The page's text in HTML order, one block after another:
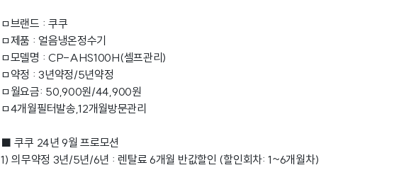
ㅁ브랜드 : 쿠쿠
ㅁ제품 : 얼음냉온정수기
ㅁ모델명 : CP-AHS100H(셀프관리)
ㅁ약정 : 3년약정/5년약정
ㅁ월요금: 50,900원/44,900원
ㅁ4개월필터발송,12개월방문관리
■ 쿠쿠 24년 9월 프로모션
1) 의무약정 3년/5년/6년 : 렌탈료 6개월 반값할인 (할인회차: 1~6개월차)